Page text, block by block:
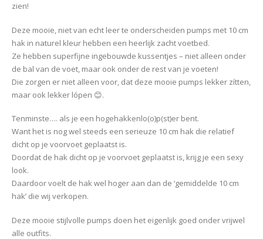
zien!
Deze mooie, niet van echt leer te onderscheiden pumps met 10 cm
hak in naturel kleur hebben een heerlijk zacht voetbed.
Ze hebben superfijne ingebouwde kussentjes – niet alleen onder
de bal van de voet, maar ook onder de rest van je voeten!
Die zorgen er niet alleen voor, dat deze mooie pumps lekker zítten,
maar ook lekker lópen 😊.
Tenminste…. als je een hogehakkenlo(o)p(st)er bent.
Want het is nog wel steeds een serieuze 10 cm hak die relatief
dicht op je voorvoet geplaatst is.
Doordat de hak dicht op je voorvoet geplaatst is, krijg je een sexy
look.
Daardoor voelt de hak wel hoger aan dan de ‘gemiddelde 10 cm
hak’ die wij verkopen.
Deze mooie stijlvolle pumps doen het eigenlijk goed onder vrijwel
alle outfits.